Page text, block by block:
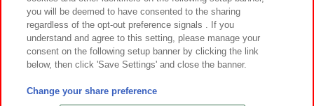
©Bandai Namco Amusement Inc.
©Bandai Namco Amusement Lab Inc.
you will be deemed to have consented to the sharing
regardless of the opt-out preference signals . If you
understand and agree to this setting, please manage your
consent on the following setup banner by clicking the link
below, then click 'Save Settings' and close the banner.
Change your share preference